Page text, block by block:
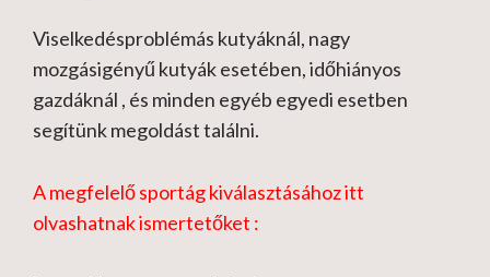
Viselkedésproblémás kutyáknál, nagy
mozgásigényű kutyák esetében, időhiányos
gazdáknál , és minden egyéb egyedi esetben
segítünk megoldást találni.
A megfelelő sportág kiválasztásához itt
olvashatnak ismertetőket :